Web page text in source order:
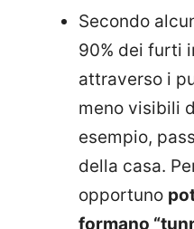
Secondo
90% dei furti
attraverso i
meno visibili
esempio,
della casa.
opportuno
formano